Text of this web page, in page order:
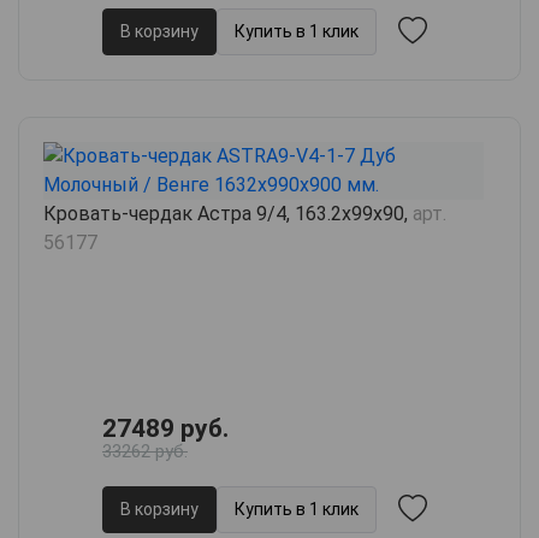
В корзину Купить в 1 клик
Кровать-чердак Астра 9/4, 163.2х99х90, арт.
56177
27489 руб.
33262 руб.
В корзину Купить в 1 клик